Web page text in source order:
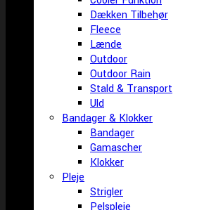
Dækken Tilbehør
Fleece
Lænde
Outdoor
Outdoor Rain
Stald & Transport
Uld
Bandager & Klokker
Bandager
Gamascher
Klokker
Pleje
Strigler
Pelspleje